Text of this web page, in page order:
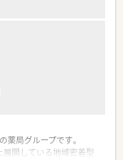
ただける薬局を目指し、
んでいます。
定期的な勉強会の開催
を図っています。
を導入するなど、質の高
しています。
局グループです。
開している地域密着型